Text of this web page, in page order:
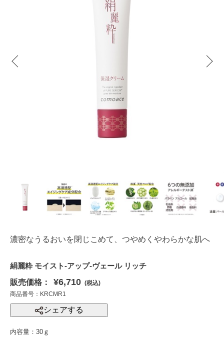
濃密なうるおいを閉じこめて、つやめくやわらかな肌へ
絹麗粋 モイスト-アップ-ヴェール リッチ
販売価格：
¥6,710 (税込)
商品番号：KRCMR1
シェアする
内容量：30ｇ